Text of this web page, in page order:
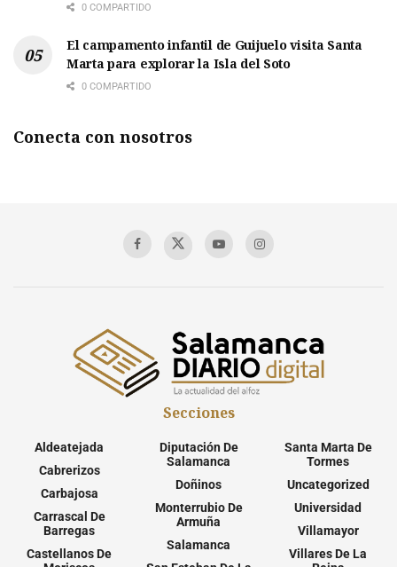
0 COMPARTIDO
El campamento infantil de Guijuelo visita Santa
Marta para explorar la Isla del Soto
0 COMPARTIDO
Conecta con nosotros
Secciones
Aldeatejada
Cabrerizos
Carbajosa
Carrascal De
Barregas
Castellanos De
Diputación De
Salamanca
Doñinos
Monterrubio De
Armuña
Salamanca
Santa Marta De
Tormes
Uncategorized
Universidad
Villamayor
Villares De La